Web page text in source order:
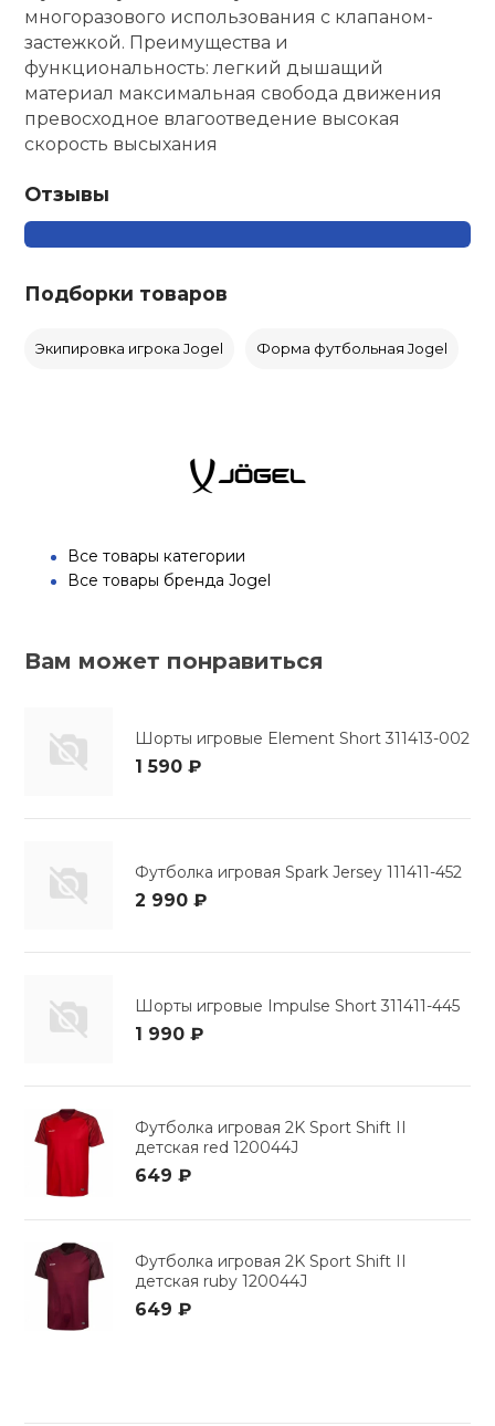
многоразового использования с клапаном-
застежкой. Преимущества и
функциональность: легкий дышащий
материал максимальная свобода движения
превосходное влагоотведение высокая
скорость высыхания
Отзывы
Подборки товаров
Экипировка игрока Jogel Форма футбольная Jogel
Все товары категории
Все товары бренда Jogel
Вам может понравиться
Шорты игровые Element Short 311413-002
1 590 ₽
Футболка игровая Spark Jersey 111411-452
2 990 ₽
Шорты игровые Impulse Short 311411-445
1 990 ₽
Футболка игровая 2K Sport Shift II
детская red 120044J
649 ₽
Футболка игровая 2K Sport Shift II
детская ruby 120044J
649 ₽